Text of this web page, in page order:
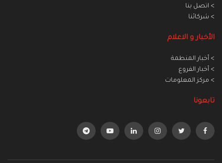
> اتصل بنا
> شركائنا
الأخبار و الاعلام
> أخبار المنطمة
> أخبار الفروع
> مركز المعلومات
تابعونا